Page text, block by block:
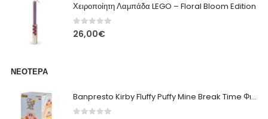
Χειροποίητη Λαμπάδα LEGO – Floral Bloom Edition
0out of 5
26,00€
ΝΕΌΤΕΡΑ
Banpresto Kirby Fluffy Puffy Mine Break Time Φιγούρα – Α' Έκδοση